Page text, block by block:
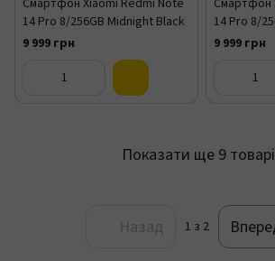
Смартфон Xiaomi Redmi Note
14 Pro 8/256GB Midnight Black
9 999 грн
Смартфон
14 Pro 8/
9 999 грн
Показати ще 9
Назад 1 з 2